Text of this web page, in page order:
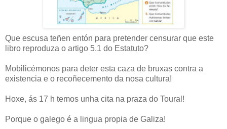
Que escusa teñen entón para pretender censurar que este
libro reproduza o artigo 5.1 do Estatuto?
Mobilicémonos para deter esta caza de bruxas contra a
existencia e o recoñecemento da nosa cultura!
Hoxe, ás 17 h temos unha cita na praza do Toural!
Porque o galego é a lingua propia de Galiza!